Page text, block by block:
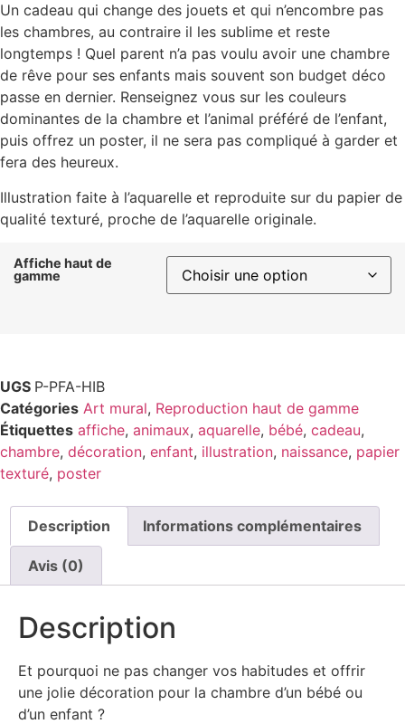
Un cadeau qui change des jouets et qui n’encombre pas
les chambres, au contraire il les sublime et reste
longtemps ! Quel parent n’a pas voulu avoir une chambre
de rêve pour ses enfants mais souvent son budget déco
passe en dernier. Renseignez vous sur les couleurs
dominantes de la chambre et l’animal préféré de l’enfant,
puis offrez un poster, il ne sera pas compliqué à garder et
fera des heureux.
Illustration faite à l’aquarelle et reproduite sur du papier de
qualité texturé, proche de l’aquarelle originale.
Affiche haut de
gamme
UGS P-PFA-HIB
Catégories Art mural, Reproduction haut de gamme
Étiquettes affiche, animaux, aquarelle, bébé, cadeau,
chambre, décoration, enfant, illustration, naissance, papier
texturé, poster
Description Informations complémentaires
Avis (0)
Description
Et pourquoi ne pas changer vos habitudes et offrir
une jolie décoration pour la chambre d’un bébé ou
d’un enfant ?